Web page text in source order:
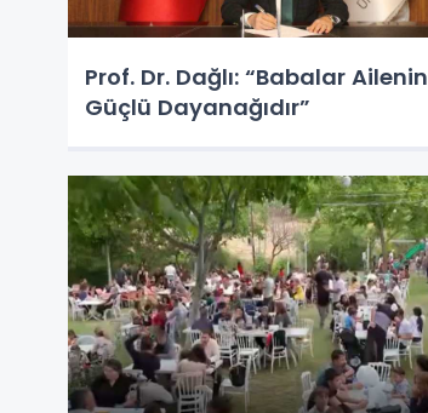
Prof. Dr. Dağlı: “Babalar Ailenin
Güçlü Dayanağıdır”